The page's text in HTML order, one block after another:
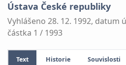
Ústava České republiky
Vyhlášeno 28. 12. 1992, datum
částka 1 / 1993
Text Historie Souvislosti